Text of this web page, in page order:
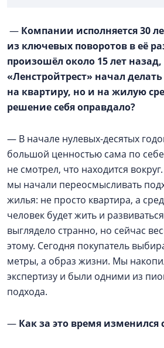
— Компании исполняется 30
из ключевых поворотов в её
произошёл около 15 лет назад,
«Ленстройтрест» начал
на квартиру, но и на жилую
решение себя оправдало?
— В начале нулевых-десятых
большой ценностью сама по
не смотрел, что находится
мы начали переосмысливать
жилья: не просто квартира, а
человек будет жить и
выглядело странно, но сейчас
этому. Сегодня покупатель
метры, а образ жизни. Мы
экспертизу и были одними из
подхода.
— Как за это время изменился